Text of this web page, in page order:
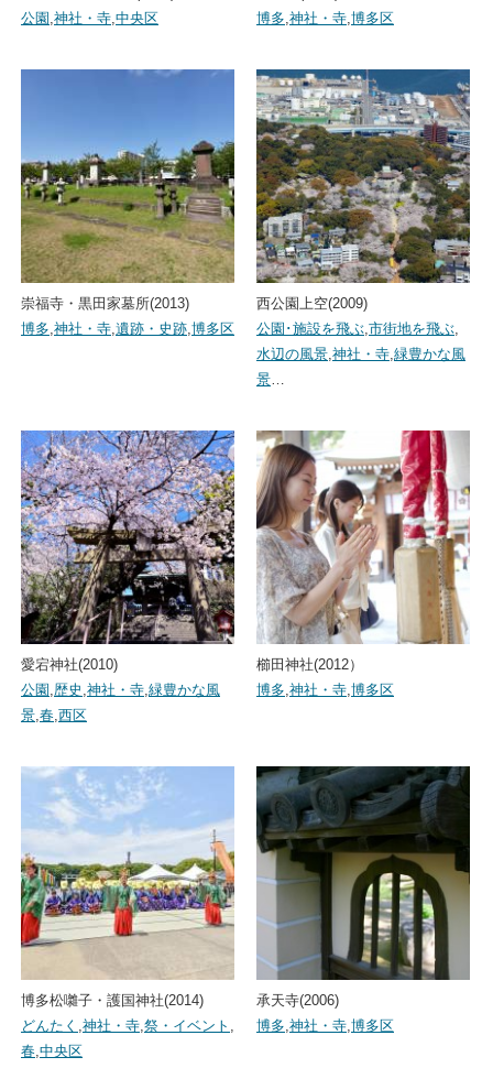
公園 ,神社・寺,中央区
博多,神社・寺,博多区
崇福寺・黒田家墓所(2013)
博多,神社・寺,遺跡・史跡,博多区
西公園上空(2009)
公園･施設を飛ぶ,市街地を飛ぶ,
水辺の風景,神社・寺,緑豊かな風
景…
愛宕神社(2010)
公園 ,歴史 ,神社・寺,緑豊かな風
景,春,西区
櫛田神社(2012）
博多,神社・寺,博多区
博多松囃子・護国神社(2014)
どんたく ,神社・寺,祭・イベント ,
春,中央区
承天寺(2006)
博多,神社・寺,博多区